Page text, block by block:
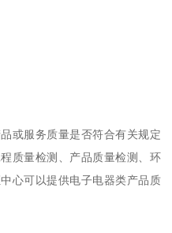
服务质量是否符合有关规定
质量检测、产品质量检测、环
心可以提供电子电器类产品质